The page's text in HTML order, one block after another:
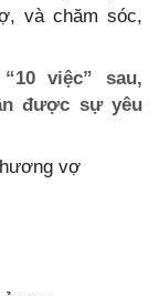
và chăm sóc,
việc” sau,
được sự yêu
vợ